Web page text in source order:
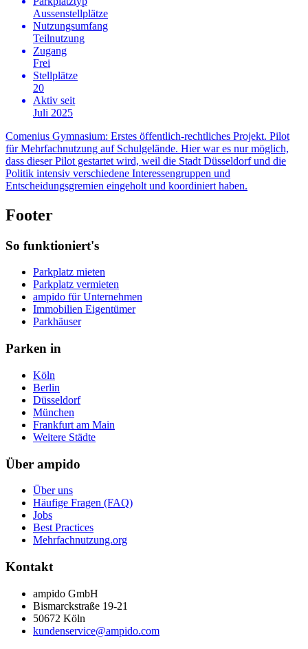
Aussenstellplätze
Nutzungsumfang
Teilnutzung
Zugang
Frei
Stellplätze
20
Aktiv seit
Juli 2025
Comenius Gymnasium: Erstes öffentlich-rechtliches Projekt. Pilot
für Mehrfachnutzung auf Schulgelände. Hier war es nur möglich,
dass dieser Pilot gestartet wird, weil die Stadt Düsseldorf und die
Politik intensiv verschiedene Interessengruppen und
Entscheidungsgremien eingeholt und koordiniert haben.
Footer
So funktioniert's
Parkplatz mieten
Parkplatz vermieten
ampido für Unternehmen
Immobilien Eigentümer
Parkhäuser
Parken in
Köln
Berlin
Düsseldorf
München
Frankfurt am Main
Weitere Städte
Über ampido
Über uns
Häufige Fragen (FAQ)
Jobs
Best Practices
Mehrfachnutzung.org
Kontakt
ampido GmbH
Bismarckstraße 19-21
50672 Köln
kundenservice@ampido.com